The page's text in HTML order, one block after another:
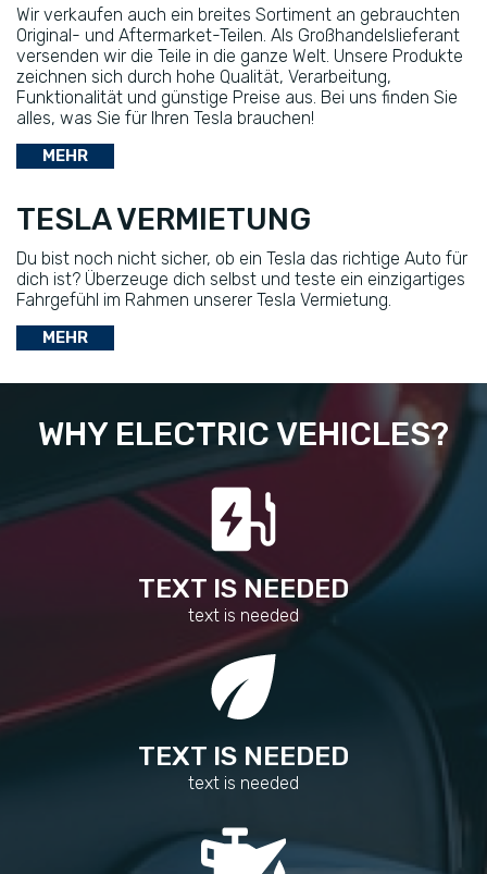
Wir verkaufen auch ein breites Sortiment an gebrauchten
Original- und Aftermarket-Teilen. Als Großhandelslieferant
versenden wir die Teile in die ganze Welt. Unsere Produkte
zeichnen sich durch hohe Qualität, Verarbeitung,
Funktionalität und günstige Preise aus. Bei uns finden Sie
alles, was Sie für Ihren Tesla brauchen!
MEHR
TESLA VERMIETUNG
Du bist noch nicht sicher, ob ein Tesla das richtige Auto für
dich ist? Überzeuge dich selbst und teste ein einzigartiges
Fahrgefühl im Rahmen unserer Tesla Vermietung.
MEHR
WHY ELECTRIC VEHICLES?
TEXT IS NEEDED
text is needed
TEXT IS NEEDED
text is needed